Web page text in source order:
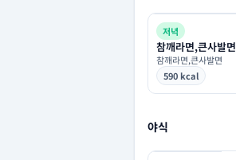
저녁
참깨라면,큰사발면
참깨라면,큰사발면
590 kcal
야식